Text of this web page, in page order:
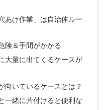
あけ作業」は自治体ルー
険＆手間がかかる
大量に出てくるケースが
向いているケースとは？
一緒に片付けると便利な